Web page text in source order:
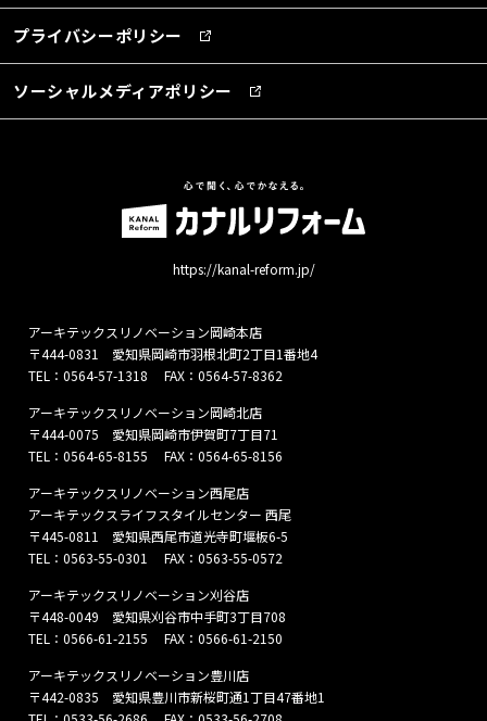
プライバシーポリシー
ソーシャルメディアポリシー
https://kanal-reform.jp/
アーキテックスリノベーション岡崎本店
〒444-0831 愛知県岡崎市羽根北町2丁目1番地4
TEL： 0564-57-1318 FAX：0564-57-8362
アーキテックスリノベーション岡崎北店
〒444-0075 愛知県岡崎市伊賀町7丁目71
TEL： 0564-65-8155 FAX：0564-65-8156
アーキテックスリノベーション西尾店
アーキテックスライフスタイルセンター 西尾
〒445-0811 愛知県西尾市道光寺町堰板6-5
TEL： 0563-55-0301
FAX：0563-55-0572
アーキテックスリノベーション刈谷店
〒448-0049 愛知県刈谷市中手町3丁目708
TEL： 0566-61-2155 FAX：0566-61-2150
アーキテックスリノベーション豊川店
〒442-0835 愛知県豊川市新桜町通1丁目47番地1